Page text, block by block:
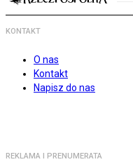
KONTAKT
O nas
Kontakt
Napisz do nas
REKLAMA I PRENUMERATA